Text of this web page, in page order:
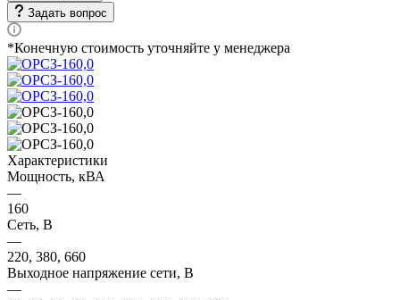
Задать вопрос
*Конечную стоимость уточняйте у менеджера
Характеристики
Мощность, кВА
—
160
Сеть, В
—
220, 380, 660
Выходное напряжение сети, В
—